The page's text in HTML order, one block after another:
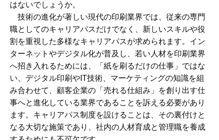
はないでしょうか。
技術の進化が著しい現代の印刷業界では、従来の専門
職としてのキャリアパスだけでなく、新しいスキルや役
割を重視した多様なキャリアパスが求められます。イン
ターネットやデジタル化が普及し、若い人材を印刷業界
へ招き入れるためには、「紙を刷るだけの仕事」ではな
い、デジタル印刷やIT技術、マーケティングの知識を組
み合わせて、顧客企業の「売れる仕組み」を創り出す仕
事へと進化している業界であることを訴える必要があり
ます。キャリアパス制度を設けることは、その裏付けと
なる大切な施策であり、社内の人材育成と管理職を養成